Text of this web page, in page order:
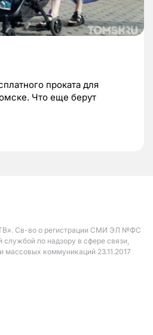
проката для
Что еще берут
Св-во о регистрации СМИ ЭЛ №ФС
по надзору в сфере связи,
массовых коммуникаций 23.11.2017